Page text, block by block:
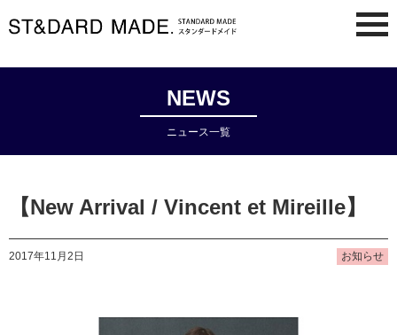
NEWS
ニュース一覧
【New Arrival / Vincent et Mireille】
2017年11月2日 お知らせ